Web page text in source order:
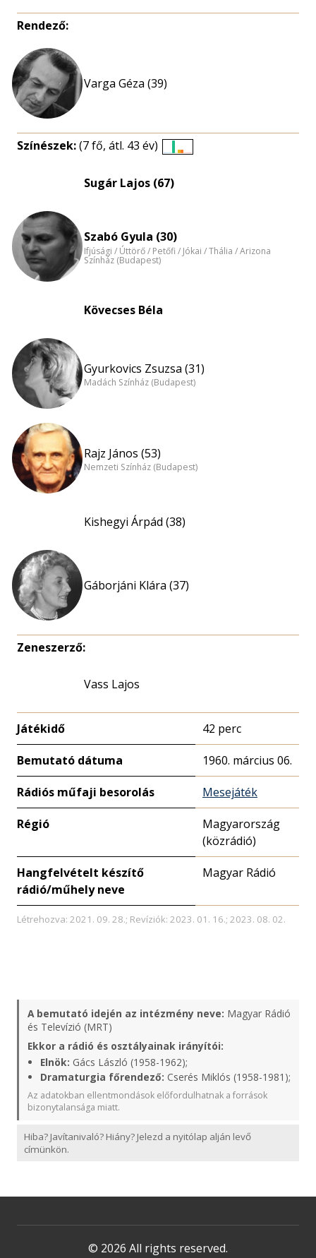
Rendező:
Varga Géza (39)
Színészek:(7 fő, átl. 43 év)
Sugár Lajos (67)
Szabó Gyula (30)
Ifjúsági / Úttörő / Petőfi / Jókai / Thália / Arizona
Színház (Budapest)
Kövecses Béla
Gyurkovics Zsuzsa (31)
Madách Színház (Budapest)
Rajz János (53)
Nemzeti Színház (Budapest)
Kishegyi Árpád (38)
Gáborjáni Klára (37)
Zeneszerző:
Vass Lajos
Játékidő 42 perc
Bemutató dátuma 1960. március 06.
Rádiós műfaji besorolás Mesejáték
Régió
Magyarország
(közrádió)
Hangfelvételt készítő
rádió/műhely neve
Magyar Rádió
Létrehozva: 2021. 09. 28.; Revíziók: 2023. 01. 16.; 2023. 08. 02.
A bemutató idején az intézmény neve: Magyar Rádió
és Televízió (MRT)
Ekkor a rádió és osztályainak irányítói:
Elnök: Gács László (1958-1962);
Dramaturgia főrendező: Cserés Miklós (1958-1981);
Az adatokban ellentmondások előfordulhatnak a források
bizonytalansága miatt.
Hiba? Javítanivaló? Hiány? Jelezd a nyitólap alján levő
címünkön.
© 2026 All rights reserved.